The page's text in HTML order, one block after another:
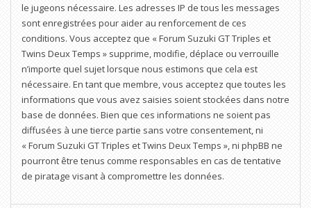
le jugeons nécessaire. Les adresses IP de tous les messages
sont enregistrées pour aider au renforcement de ces
conditions. Vous acceptez que « Forum Suzuki GT Triples et
Twins Deux Temps » supprime, modifie, déplace ou verrouille
n’importe quel sujet lorsque nous estimons que cela est
nécessaire. En tant que membre, vous acceptez que toutes les
informations que vous avez saisies soient stockées dans notre
base de données. Bien que ces informations ne soient pas
diffusées à une tierce partie sans votre consentement, ni
« Forum Suzuki GT Triples et Twins Deux Temps », ni phpBB ne
pourront être tenus comme responsables en cas de tentative
de piratage visant à compromettre les données.